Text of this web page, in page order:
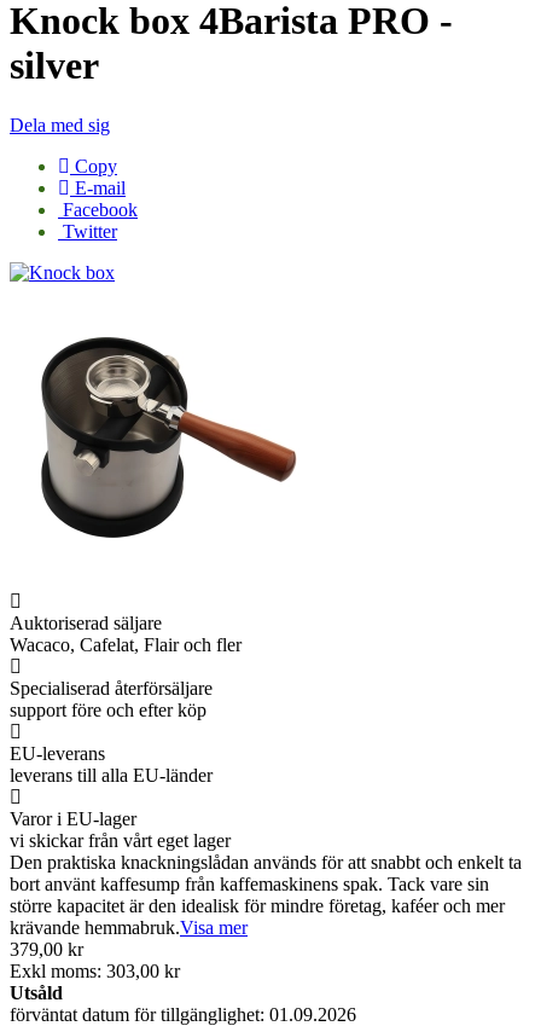
Knock box 4Barista PRO -
silver
Dela med sig
Copy
E-mail
Facebook
Twitter
Auktoriserad säljare
Wacaco, Cafelat, Flair och fler
Specialiserad återförsäljare
support före och efter köp
EU-leverans
leverans till alla EU-länder
Varor i EU-lager
vi skickar från vårt eget lager
Den praktiska knackningslådan används för att snabbt och enkelt ta
bort använt kaffesump från kaffemaskinens spak. Tack vare sin
större kapacitet är den idealisk för mindre företag, kaféer och mer
krävande hemmabruk.Visa mer
379,00 kr
Exkl moms: 303,00 kr
Utsåld
förväntat datum för tillgänglighet: 01.09.2026